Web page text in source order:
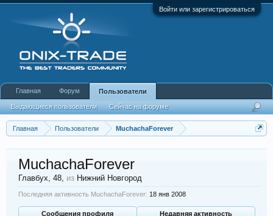
Войти или зарегистрироваться
Главная Пользователи MuchachaForever
MuchachaForever
Главбух, 48, из Нижний Новгород
Последняя активность MuchachaForever: 18 янв 2008
Сообщения профиля
Недавняя активность
Главная Форум Пользователи
Выдающиеся пользователи Сейчас на форуме
Недавняя активность Новые сообщения профиля